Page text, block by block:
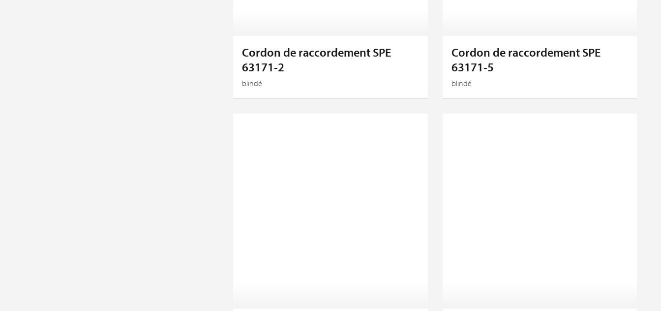
Cordon de raccordement SPE
63171-2
blindé
Cordon de raccordement SPE
63171-5
blindé